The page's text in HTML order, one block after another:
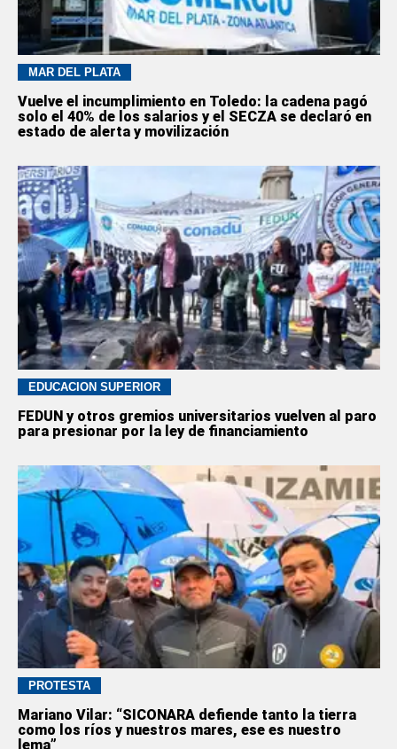
MAR DEL PLATA
Vuelve el incumplimiento en Toledo: la cadena pagó
solo el 40% de los salarios y el SECZA se declaró en
estado de alerta y movilización
EDUCACION SUPERIOR
FEDUN y otros gremios universitarios vuelven al paro
para presionar por la ley de financiamiento
PROTESTA
Mariano Vilar: “SICONARA defiende tanto la tierra
como los ríos y nuestros mares, ese es nuestro
lema”